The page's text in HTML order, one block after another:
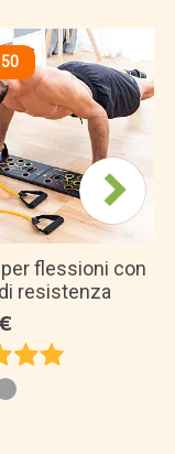
lo stress e
fissa e
rilassanti.